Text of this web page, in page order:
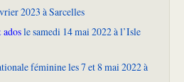
2023 à Sarcelles
le samedi 14 mai 2022 à l’Isle
féminine les 7 et 8 mai 2022 à